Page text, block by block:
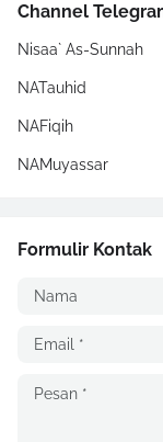
Channel
Nisaa` As-Sunnah
NATauhid
NAFiqih
NAMuyassar
Formulir Kontak